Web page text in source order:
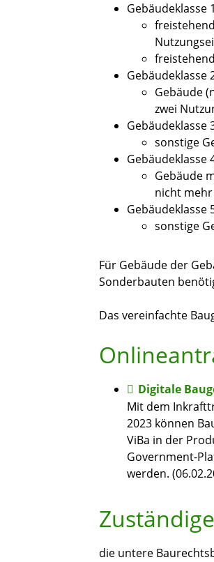
Gebäudeklasse
Gebäudeklasse
Gebäude
zwei
Gebäudeklasse
sonstige
Gebäudeklasse
Gebäude
nicht
Gebäudeklasse
sonstige
Für Gebäude der
Sonderbauten
Das vereinfachte
Digitale
Mit dem
2023 können
ViBa in der
Government-
werden.
die untere